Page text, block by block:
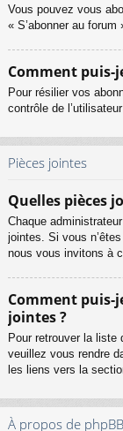
Vous pouvez vous
« S’abonner au
Comment puis-
Pour résilier vos
contrôle de
Pièces jointes
Quelles pièces
Chaque
jointes. Si vous
nous vous invitons à
Comment puis-
jointes ?
Pour retrouver la liste
veuillez vous rendre
les liens vers la
À propos de phpBB